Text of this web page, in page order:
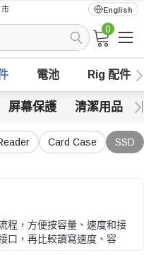
English
0
電池 Rig 配件
屏幕保護 清潔用品
Card Case SSD
程，方便按容量、速度和接
口，再比較讀寫速度、容